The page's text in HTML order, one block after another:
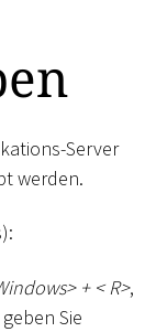
Server
werden.
>+ <R>,
Sie